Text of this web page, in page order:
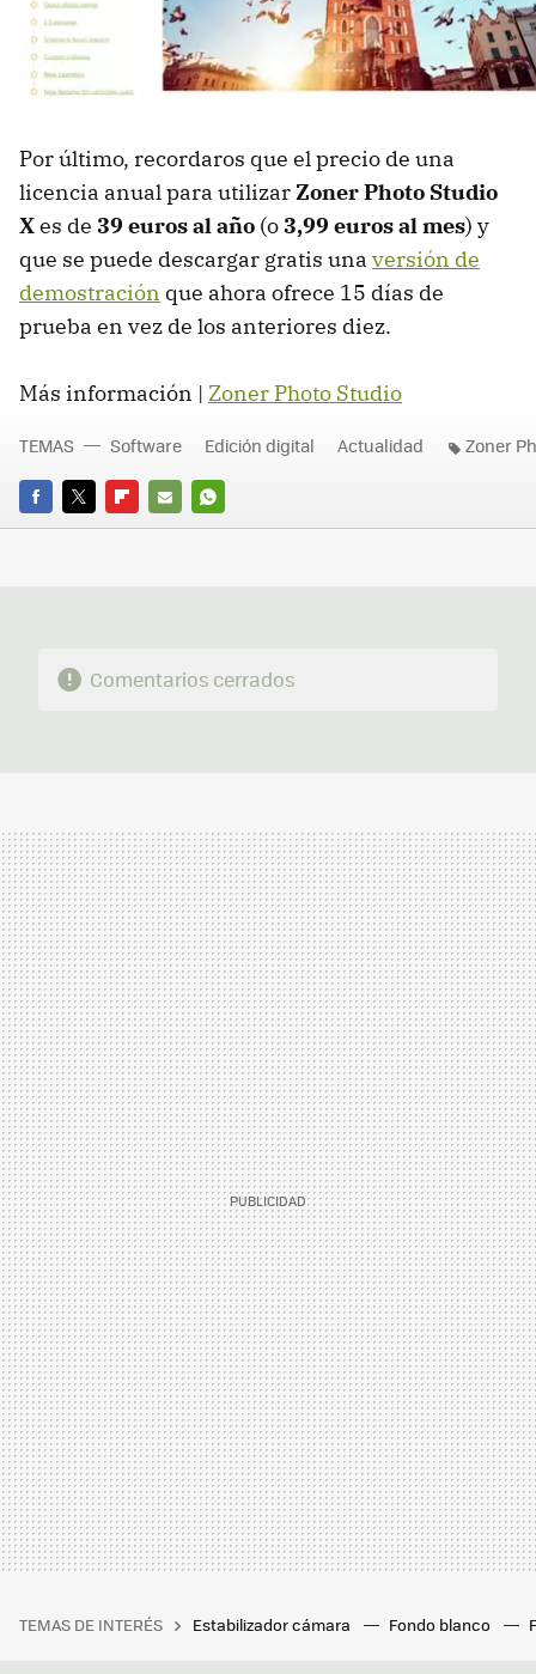
Por último, recordaros que el precio de una
licencia anual para utilizarZoner Photo Studio
Xes de 39 euros al año (o3,99 euros al mes) y
que se puede descargar gratis una versión de
demostración que ahora ofrece 15 días de
prueba en vez de los anteriores diez.
Más información | Zoner Photo Studio
FACEBOOK
TWITTERFLIPBOARD
E-
WHATSAPP
TEMAS Software Edición digital Actualidad Zoner
Comentarios cerrados
TEMAS DE INTERÉS Estabilizador cámara Fondo blanco